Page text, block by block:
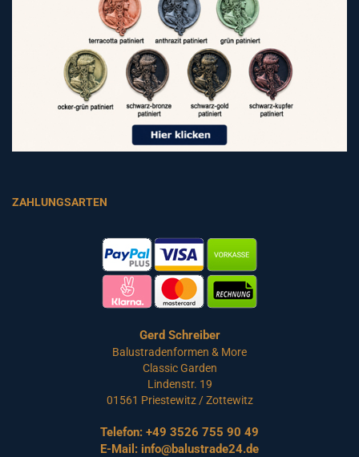
ZAHLUNGSARTEN
Gerd Schreiber
Balustradenformen & More
Classic Garden
Lindenstr. 19
01561 Priestewitz / Zottewitz
Telefon: +49 3526 755 90 49
E-Mail: info@balustrade24.de